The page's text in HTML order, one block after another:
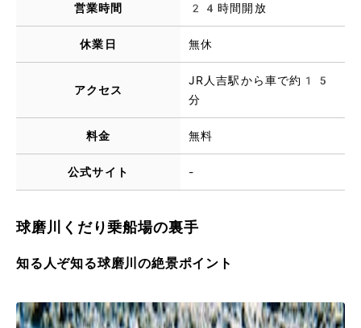
営業時間 24時間開放
休業日 無休
アクセス
JR人吉駅から車で約15
分
料金 無料
公式サイト -
球磨川くだり乗船場の裏手
知る人ぞ知る球磨川の絶景ポイント